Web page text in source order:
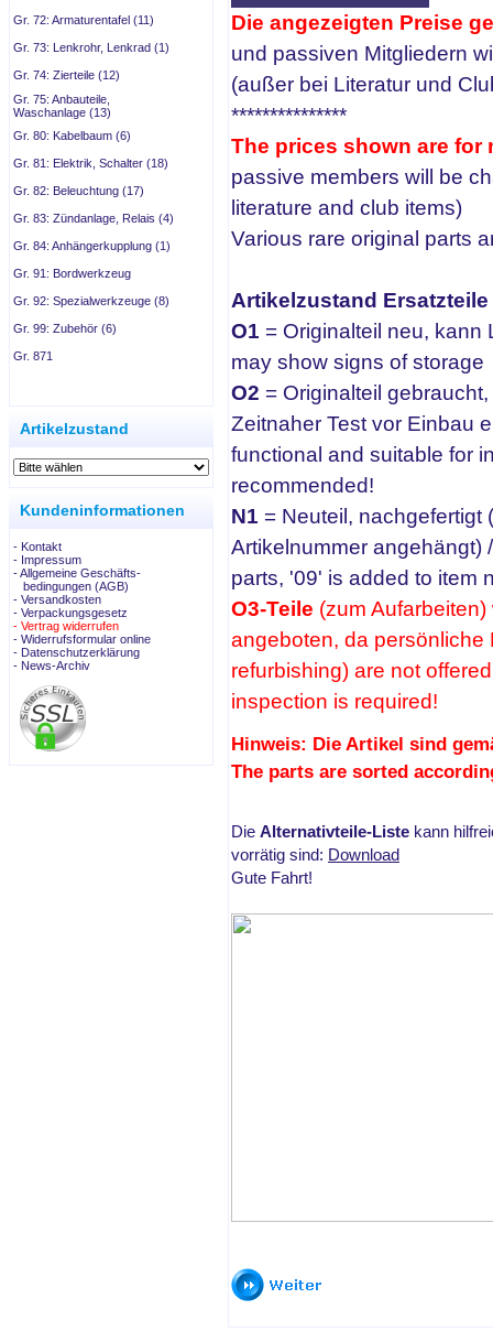
Gr. 72: Armaturentafel (11)
Gr. 73: Lenkrohr, Lenkrad (1)
Gr. 74: Zierteile (12)
Gr. 75: Anbauteile,
Waschanlage (13)
Gr. 80: Kabelbaum (6)
Gr. 81: Elektrik, Schalter (18)
Gr. 82: Beleuchtung (17)
Gr. 83: Zündanlage, Relais (4)
Gr. 84: Anhängerkupplung (1)
Gr. 91: Bordwerkzeug
Gr. 92: Spezialwerkzeuge (8)
Gr. 99: Zubehör (6)
Gr. 871
Artikelzustand
Kundeninformationen
- Kontakt
- Impressum
- Allgemeine Geschäfts-
bedingungen (AGB)
- Versandkosten
- Verpackungsgesetz
- Vertrag widerrufen
- Widerrufsformular online
- Datenschutzerklärung
- News-Archiv
Die angezeigten Preise
und passiven Mitgliedern
(außer bei Literatur und
***************
The prices shown are for
passive members will be
literature and club items)
Various rare original parts
Artikelzustand
O1 = Originalteil neu, kann
may show signs of storage
O2 = Originalteil
Zeitnaher Test vor Einbau
functional and suitable for
recommended!
N1 = Neuteil, nachgefertigt
Artikelnummer angehängt)
parts, '09' is added to item
O3-Teile (zum
angeboten, da persönliche
refurbishing) are not
inspection is required!
Hinweis: Die Artikel sind
The parts are sorted
Die Alternativteile-Liste kann
vorrätig sind: Download
Gute Fahrt!